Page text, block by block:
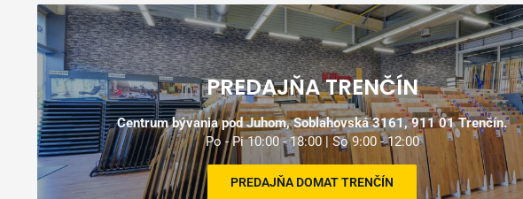
PREDAJŇA TRENČÍN
Centrum bývania pod Juhom, Soblahovská 3161, 911 01 Trenčín.
Po - Pi 10:00 - 18:00 | So 9:00 - 12:00
PREDAJŇA DOMAT TRENČÍN
nakupovať u nás?
službyod zamerania,
až po následný servis.
Viac